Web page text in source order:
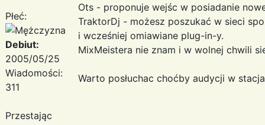
Płeć:
Debiut:
2005/05/25
Wiadomości:
311
Przestając
Ots - proponuje wejśc w posiadanie
TraktorDj - możesz poszukać w sieci
i wcześniej omiawiane plug-in-y.
MixMeistera nie znam i w wolnej chwili
Warto posłuchac choćby audycji w